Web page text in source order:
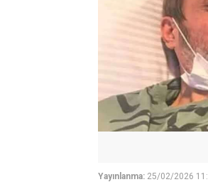
Yayınlanma: 25/02/2026